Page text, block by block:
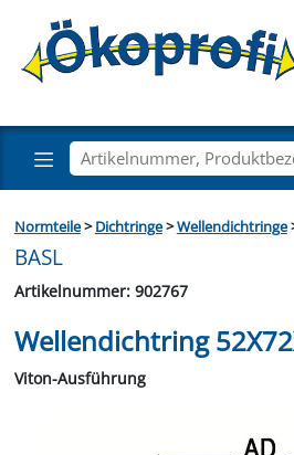
Normteile>Dichtringe>Wellendichtringe
BASL
Artikelnummer: 902767
Wellendichtring
Viton-Ausführung